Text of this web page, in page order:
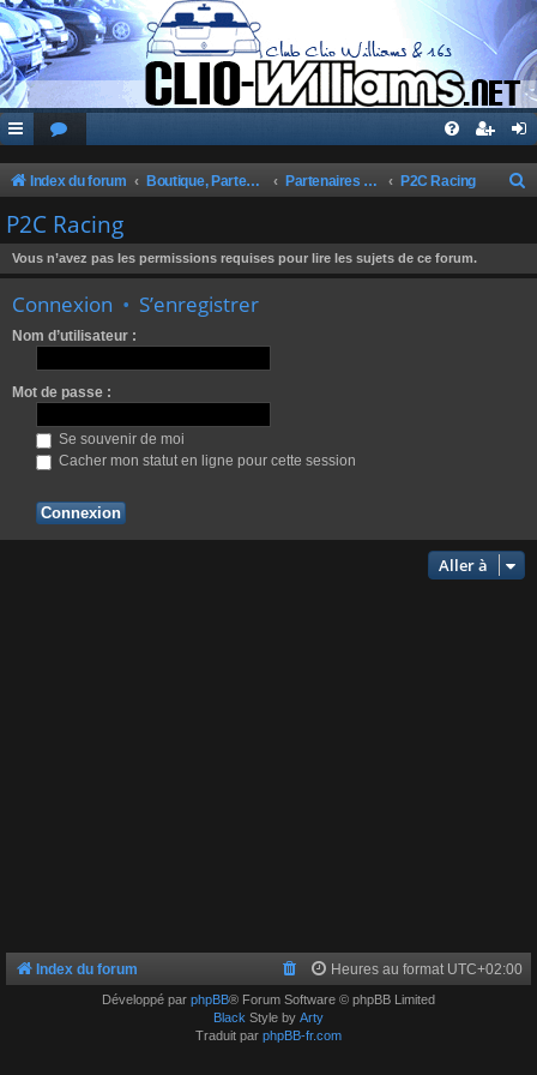
Index du forum Boutique, Partenaires, Petites Annonces, Commandes Groupées Partenaires du Club P2C Racing
c
h
P2C Racing
Vous n’avez pas les permissions requises pour lire les sujets de ce forum.
Connexion • S’enregistrer
Nom d’utilisateur :
Mot de passe :
Se souvenir de moi
Cacher mon statut en ligne pour cette session
Aller à
Index du forum Heures au format UTC+02:00
Développé par phpBB® Forum Software © phpBB Limited
Black Style by Arty
Traduit par phpBB-fr.com